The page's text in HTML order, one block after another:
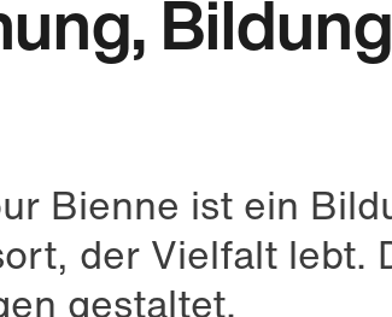
Bienne ist ein
der Vielfalt lebt.
gestaltet.